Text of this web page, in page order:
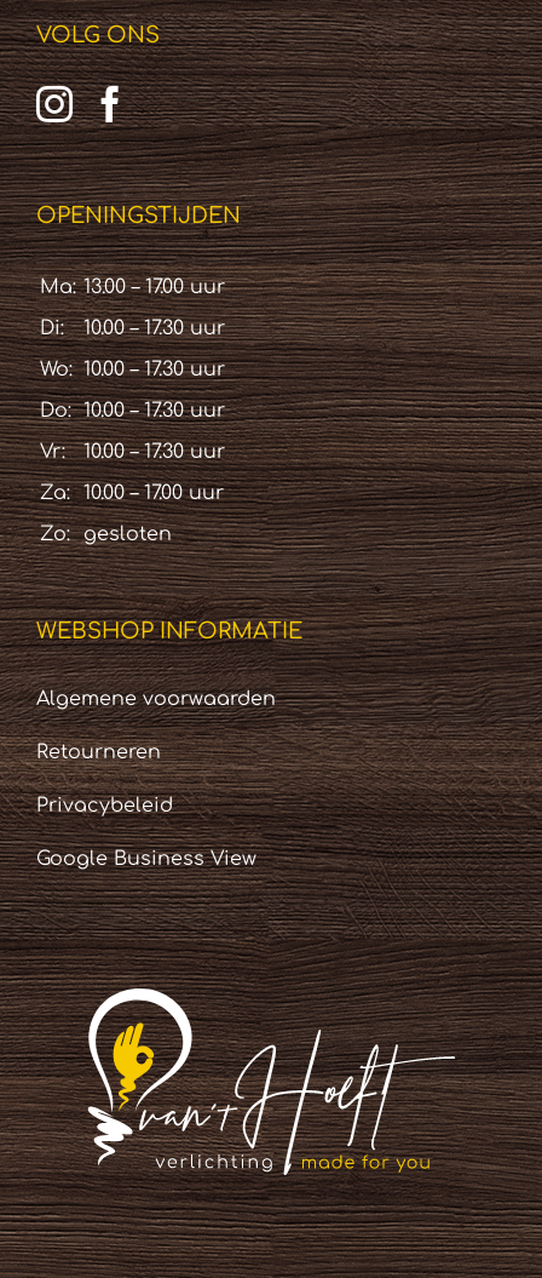
VOLG ONS
OPENINGSTIJDEN
Ma: 13.00 – 17.00 uur
Di:
10.00 – 17.30 uur
Wo: 10.00 – 17.30 uur
Do: 10.00 – 17.30 uur
Vr:
10.00 – 17.30 uur
Za:
10.00 – 17.00 uur
Zo:
gesloten
WEBSHOP INFORMATIE
Algemene voorwaarden
Retourneren
Privacybeleid
Google Business View